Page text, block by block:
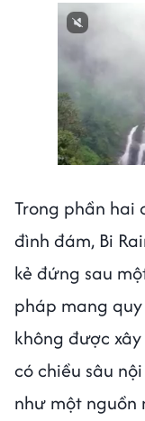
Trong phần hai
đình đám, Bi
kẻ đứng sau
pháp mang
không được
có chiều sâu
như một nguồn